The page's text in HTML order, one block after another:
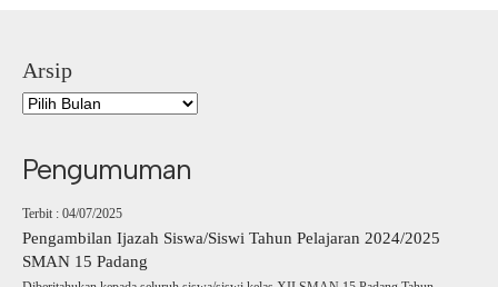
Arsip
Pengumuman
Terbit : 04/07/2025
Pengambilan Ijazah Siswa/Siswi Tahun Pelajaran 2024/2025
SMAN 15 Padang